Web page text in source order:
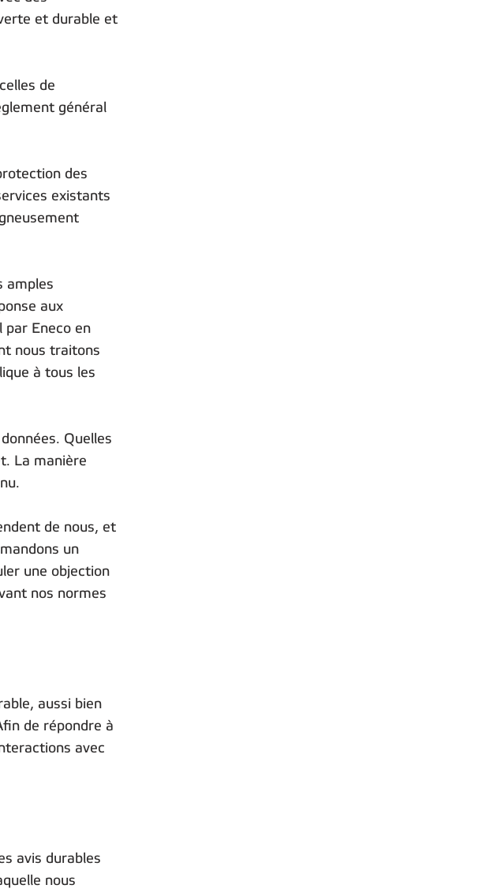
et durable et
de
général
des
existants
amples
aux
par Eneco en
nous traitons
à tous les
Quelles
La manière
de nous, et
un
une objection
nos normes
aussi bien
de répondre à
avec
avis durables
nous